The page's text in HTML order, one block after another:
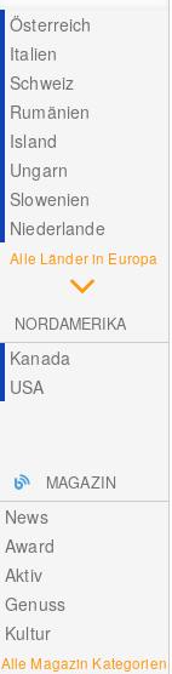
Österreich
Italien
Schweiz
Rumänien
Island
Ungarn
Slowenien
Niederlande
Alle Länder in Europa
NORDAMERIKA
Kanada
USA
MAGAZIN
News
Award
Aktiv
Genuss
Kultur
Alle Magazin Kategorien